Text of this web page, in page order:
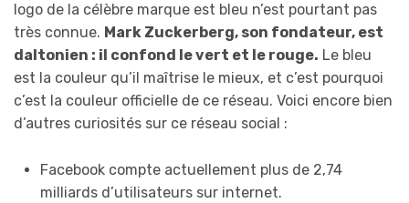
logo de la célèbre marque est bleu n’est pourtant pas
très connue. Mark Zuckerberg, son fondateur, est
daltonien : il confond le vert et le rouge. Le bleu
est la couleur qu’il maîtrise le mieux, et c’est pourquoi
c’est la couleur officielle de ce réseau. Voici encore bien
d’autres curiosités sur ce réseau social :
Facebook compte actuellement plus de 2,74
milliards d’utilisateurs sur internet.